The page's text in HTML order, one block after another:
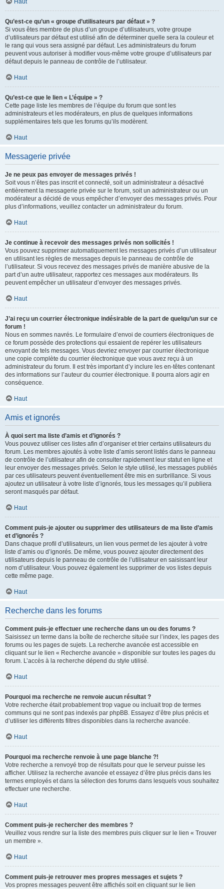
Haut
Qu’est-ce qu’un « groupe d’utilisateurs par défaut » ?
Si vous êtes membre de plus d’un groupe d’utilisateurs, votre groupe
d’utilisateurs par défaut est utilisé afin de déterminer quelle sera la couleur et
le rang qui vous sera assigné par défaut. Les administrateurs du forum
peuvent vous autoriser à modifier vous-même votre groupe d’utilisateurs par
défaut depuis le panneau de contrôle de l’utilisateur.
Haut
Qu’est-ce que le lien « L’équipe » ?
Cette page liste les membres de l’équipe du forum que sont les
administrateurs et les modérateurs, en plus de quelques informations
supplémentaires tels que les forums qu’ils modèrent.
Haut
Messagerie privée
Je ne peux pas envoyer de messages privés !
Soit vous n’êtes pas inscrit et connecté, soit un administrateur a désactivé
entièrement la messagerie privée sur le forum, soit un administrateur ou un
modérateur a décidé de vous empêcher d’envoyer des messages privés. Pour
plus d’informations, veuillez contacter un administrateur du forum.
Haut
Je continue à recevoir des messages privés non sollicités !
Vous pouvez supprimer automatiquement les messages privés d’un utilisateur
en utilisant les règles de messages depuis le panneau de contrôle de
l’utilisateur. Si vous recevez des messages privés de manière abusive de la
part d’un autre utilisateur, rapportez ces messages aux modérateurs. Ils
peuvent empêcher un utilisateur d’envoyer des messages privés.
Haut
J’ai reçu un courrier électronique indésirable de la part de quelqu’un sur ce
forum !
Nous en sommes navrés. Le formulaire d’envoi de courriers électroniques de
ce forum possède des protections qui essaient de repérer les utilisateurs
envoyant de tels messages. Vous devriez envoyer par courrier électronique
une copie complète du courrier électronique que vous avez reçu à un
administrateur du forum. Il est très important d’y inclure les en-têtes contenant
des informations sur l’auteur du courrier électronique. Il pourra alors agir en
conséquence.
Haut
Amis et ignorés
À quoi sert ma liste d’amis et d’ignorés ?
Vous pouvez utiliser ces listes afin d’organiser et trier certains utilisateurs du
forum. Les membres ajoutés à votre liste d’amis seront listés dans le panneau
de contrôle de l’utilisateur afin de consulter rapidement leur statut en ligne et
leur envoyer des messages privés. Selon le style utilisé, les messages publiés
par ces utilisateurs peuvent éventuellement être mis en surbrillance. Si vous
ajoutez un utilisateur à votre liste d’ignorés, tous les messages qu’il publiera
seront masqués par défaut.
Haut
Comment puis-je ajouter ou supprimer des utilisateurs de ma liste d’amis
et d’ignorés ?
Dans chaque profil d’utilisateurs, un lien vous permet de les ajouter à votre
liste d’amis ou d’ignorés. De même, vous pouvez ajouter directement des
utilisateurs depuis le panneau de contrôle de l’utilisateur en saisissant leur
nom d’utilisateur. Vous pouvez également les supprimer de vos listes depuis
cette même page.
Haut
Recherche dans les forums
Comment puis-je effectuer une recherche dans un ou des forums ?
Saisissez un terme dans la boîte de recherche située sur l’index, les pages des
forums ou les pages de sujets. La recherche avancée est accessible en
cliquant sur le lien « Recherche avancée » disponible sur toutes les pages du
forum. L’accès à la recherche dépend du style utilisé.
Haut
Pourquoi ma recherche ne renvoie aucun résultat ?
Votre recherche était probablement trop vague ou incluait trop de termes
communs qui ne sont pas indexés par phpBB. Essayez d’être plus précis et
d’utiliser les différents filtres disponibles dans la recherche avancée.
Haut
Pourquoi ma recherche renvoie à une page blanche ?!
Votre recherche a renvoyé trop de résultats pour que le serveur puisse les
afficher. Utilisez la recherche avancée et essayez d’être plus précis dans les
termes employés et dans la sélection des forums dans lesquels vous souhaitez
effectuer une recherche.
Haut
Comment puis-je rechercher des membres ?
Veuillez vous rendre sur la liste des membres puis cliquer sur le lien « Trouver
un membre ».
Haut
Comment puis-je retrouver mes propres messages et sujets ?
Vos propres messages peuvent être affichés soit en cliquant sur le lien